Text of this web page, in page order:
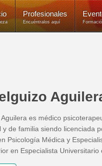
Profesionales
Encuéntralos aquí
es médico
y de familia siendo licenciada
Psicología Médica y
en Especialista Universitario